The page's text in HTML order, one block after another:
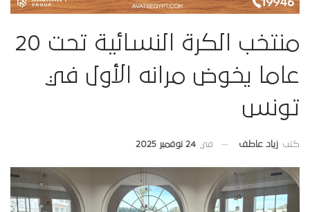
منتخب الكرة النسائية تحت 20
عاما يخوض مرانه الأول في
تونس
كتب زياد عاطف في 24 نوفمبر 2025